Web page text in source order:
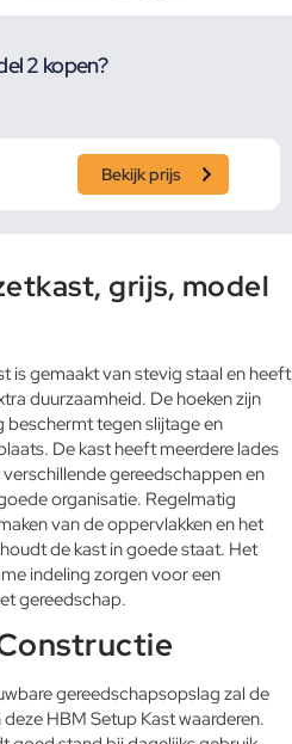
2 kopen?
Bekijk prijs
grijs, model
is gemaakt van stevig staal en heeft
duurzaamheid. De hoeken zijn
tegen slijtage en
De kast heeft meerdere lades
gereedschappen en
organisatie. Regelmatig
van de oppervlakken en het
de kast in goede staat. Het
indeling zorgen voor een
gereedschap.
gereedschapsopslag zal de
HBM Setup Kast waarderen.